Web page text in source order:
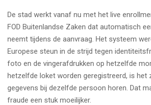
De stad werkt vanaf nu met het live
FOD Buitenlandse Zaken dat automatisch
neemt tijdens de aanvraag. Het systeem
Europese steun in de strijd tegen
foto en de vingerafdrukken op hetzelfde
hetzelfde loket worden geregistreerd, is het
gegevens bij dezelfde persoon horen. Dat
fraude een stuk moeilijker.